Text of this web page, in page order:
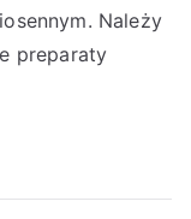
Należy
preparaty